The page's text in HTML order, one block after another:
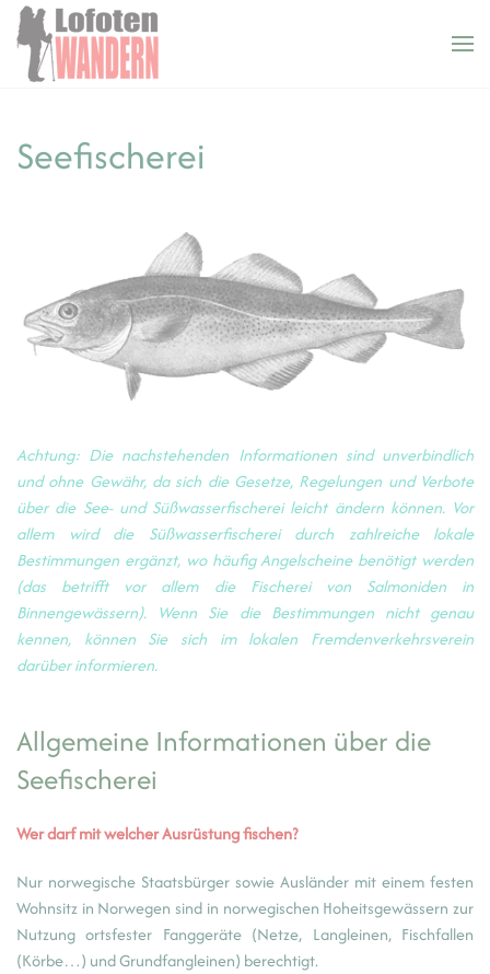
Zum Hauptinhalt springen
Seefischerei
Achtung: Die nachstehenden Informationen sind unverbindlich
und ohne Gewähr, da sich die Gesetze, Regelungen und Verbote
über die See- und Süßwasserfischerei leicht ändern können. Vor
allem wird die Süßwasserfischerei durch zahlreiche lokale
Bestimmungen ergänzt, wo häufig Angelscheine benötigt werden
(das betrifft vor allem die Fischerei von Salmoniden in
Binnengewässern). Wenn Sie die Bestimmungen nicht genau
kennen, können Sie sich im lokalen Fremdenverkehrsverein
darüber informieren.
Allgemeine Informationen über die
Seefischerei
Wer darf mit welcher Ausrüstung fischen?
Nur norwegische Staatsbürger sowie Ausländer mit einem festen
Wohnsitz in Norwegen sind in norwegischen Hoheitsgewässern zur
Nutzung ortsfester Fanggeräte (Netze, Langleinen, Fischfallen
(Körbe…) und Grundfangleinen) berechtigt.
Cookie-Einstellungen